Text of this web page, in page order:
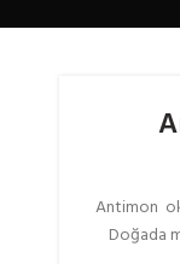
Antimon
Doğada